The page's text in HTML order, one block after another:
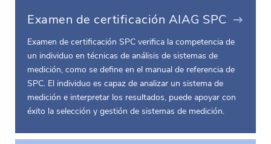
Examen de certificación AIAG SPC
Examen de certificación SPC verifica la competencia de
un individuo en técnicas de análisis de sistemas de
medición, como se define en el manual de referencia de
SPC. El individuo es capaz de analizar un sistema de
medición e interpretar los resultados, puede apoyar con
éxito la selección y gestión de sistemas de medición.